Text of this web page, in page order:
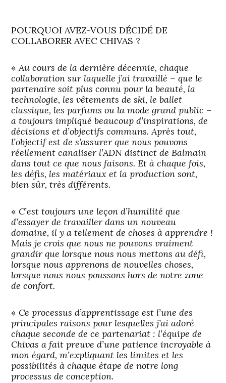
POURQUOI AVEZ-VOUS DÉCIDÉ DE
COLLABORER AVEC CHIVAS ?
«Au cours de la dernière décennie, chaque
collaboration sur laquelle j’ai travaillé – que le
partenaire soit plus connu pour la beauté, la
technologie, les vêtements de ski, le ballet
classique, les parfums ou la mode grand public –
a toujours impliqué beaucoup d’inspirations, de
décisions et d’objectifs communs. Après tout,
l’objectif est de s’assurer que nous pouvons
réellement canaliser l’ADN distinct de Balmain
dans tout ce que nous faisons. Et à chaque fois,
les défis, les matériaux et la production sont,
bien sûr, très différents.
« C’est toujours une leçon d’humilité que
d’essayer de travailler dans un nouveau
domaine, il y a tellement de choses à apprendre !
Mais je crois que nous ne pouvons vraiment
grandir que lorsque nous nous mettons au défi,
lorsque nous apprenons de nouvelles choses,
lorsque nous nous poussons hors de notre zone
de confort.
« Ce processus d’apprentissage est l’une des
principales raisons pour lesquelles j’ai adoré
chaque seconde de ce partenariat : l’équipe de
Chivas a fait preuve d’une patience incroyable à
mon égard, m’expliquant les limites et les
possibilités à chaque étape de notre long
processus de conception.